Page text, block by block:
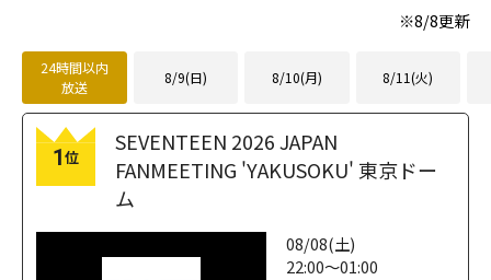
※8/8更新
24時間以内
放送
8/9(日) 8/10(月) 8/11(火)
1位
SEVENTEEN 2026 JAPAN
FANMEETING 'YAKUSOKU' 東京ドー
ム
08/08(土)
22:00～01:00